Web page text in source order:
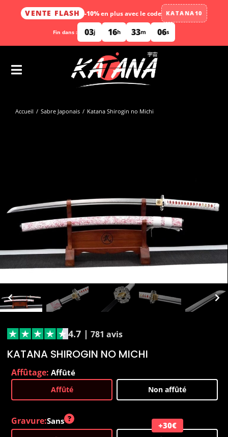
VENTE FLASH -10%en plus avec le code KATANA10
Fin dans : 03j 16h 33m 05s
Vous êtes ici :
Accueil Sabre Japonais Katana Shirogin no Michi
4.7 | 781 avis
KATANA SHIROGIN NO MICHI
Affûtage: Affûté
Affûté Non affûté
Gravure:Sans